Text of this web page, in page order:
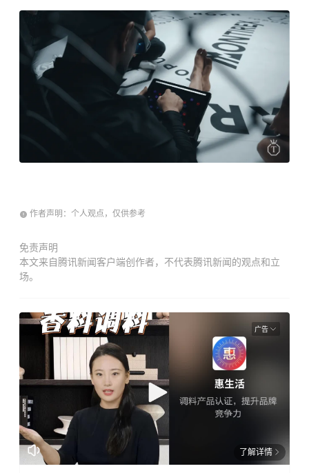
作者声明：个人观点，仅供参考
免责声明
本文来自腾讯新闻客户端创作者，不代表腾讯新闻的观点和立
场。
广告
了解详情